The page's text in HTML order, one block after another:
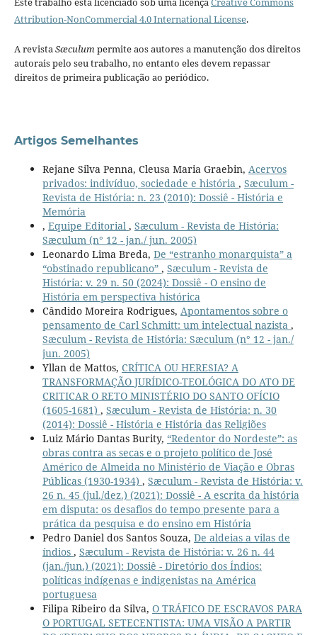
Attribution-NonCommercial 4.0 International License.
A revista Sæculum permite aos autores a manutenção dos direitos
autorais pelo seu trabalho, no entanto eles devem repassar
direitos de primeira publicação ao periódico.
Artigos Semelhantes
Rejane Silva Penna, Cleusa Maria Graebin, Acervos
privados: indivíduo, sociedade e história , Sæculum -
Revista de História: n. 23 (2010): Dossiê - História e
Memória
, Equipe Editorial , Sæculum - Revista de História:
Sæculum (n° 12 - jan./ jun. 2005)
Leonardo Lima Breda, De “estranho monarquista” a
“obstinado republicano” , Sæculum - Revista de
História: v. 29 n. 50 (2024): Dossiê - O ensino de
História em perspectiva histórica
Cândido Moreira Rodrigues, Apontamentos sobre o
pensamento de Carl Schmitt: um intelectual nazista ,
Sæculum - Revista de História: Sæculum (n° 12 - jan./
jun. 2005)
Yllan de Mattos, CRÍTICA OU HERESIA? A
TRANSFORMAÇÃO JURÍDICO-TEOLÓGICA DO ATO DE
CRITICAR O RETO MINISTÉRIO DO SANTO OFÍCIO
(1605-1681) , Sæculum - Revista de História: n. 30
(2014): Dossiê - História e História das Religiões
Luiz Mário Dantas Burity, “Redentor do Nordeste”: as
obras contra as secas e o projeto político de José
Américo de Almeida no Ministério de Viação e Obras
Públicas (1930-1934) , Sæculum - Revista de História: v.
26 n. 45 (jul./dez.) (2021): Dossiê - A escrita da história
em disputa: os desafios do tempo presente para a
prática da pesquisa e do ensino em História
Pedro Daniel dos Santos Souza, De aldeias a vilas de
índios , Sæculum - Revista de História: v. 26 n. 44
(jan./jun.) (2021): Dossiê - Diretório dos Índios:
políticas indígenas e indigenistas na América
portuguesa
Filipa Ribeiro da Silva, O TRÁFICO DE ESCRAVOS PARA
O PORTUGAL SETECENTISTA: UMA VISÃO A PARTIR